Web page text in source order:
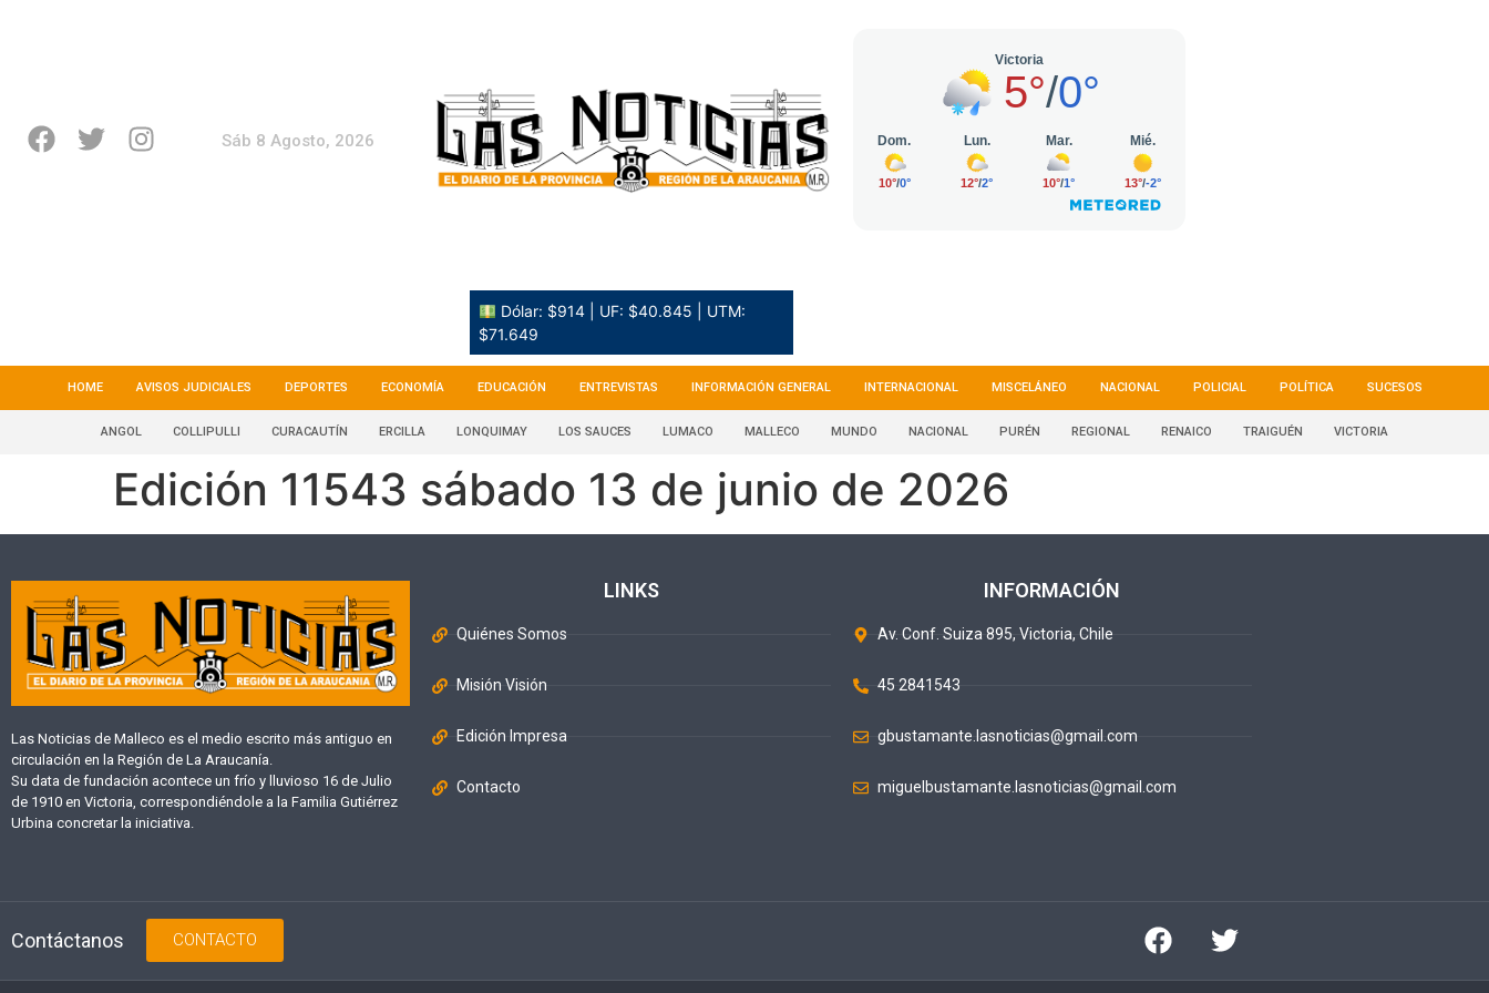
Sáb 8 Agosto, 2026
Dólar: $914 | UF: $40.845 | UTM:
$71.649
HOME AVISOS JUDICIALES DEPORTES ECONOMÍA EDUCACIÓN ENTREVISTAS INFORMACIÓN GENERAL INTERNACIONAL MISCELÁNEO NACIONAL POLICIAL POLÍTICA SUCESOS
ANGOL COLLIPULLI CURACAUTÍN ERCILLA LONQUIMAY LOS SAUCES LUMACO MALLECO MUNDO NACIONAL PURÉN REGIONAL RENAICO TRAIGUÉN VICTORIA
Edición 11543 sábado 13 de junio de 2026
Las Noticias de Malleco es el medio escrito más antiguo en
circulación en la Región de La Araucanía.
Su data de fundación acontece un frío y lluvioso 16 de Julio
de 1910 en Victoria, correspondiéndole a la Familia Gutiérrez
Urbina concretar la iniciativa.
LINKS
Quiénes Somos
Misión Visión
Edición Impresa
Contacto
INFORMACIÓN
Av. Conf. Suiza 895, Victoria, Chile
45 2841543
gbustamante.lasnoticias@gmail.com
miguelbustamante.lasnoticias@gmail.com
Contáctanos CONTACTO